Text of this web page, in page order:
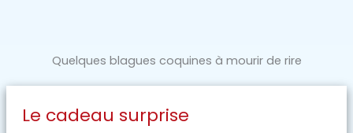
Quelques blagues coquines à mourir de rire
Le cadeau surprise